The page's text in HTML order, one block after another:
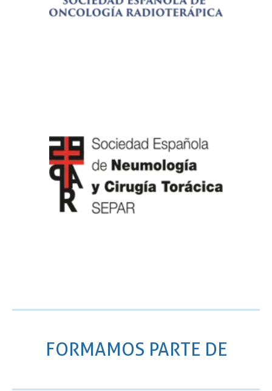
FORMAMOS PARTE DE